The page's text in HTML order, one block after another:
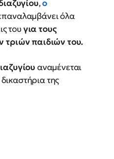
,ο
όλα
τουγια τους
τριών παιδιών του.
αναμένεται
της